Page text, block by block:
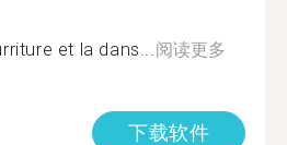
et la dans...阅读更多
下载软件